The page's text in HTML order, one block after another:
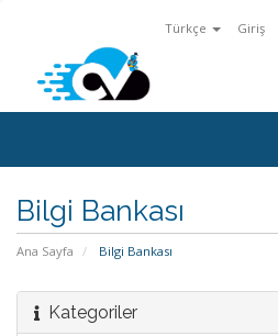
Türkçe Giriş
Bilgi Bankası
Ana Sayfa Bilgi Bankası
Kategoriler